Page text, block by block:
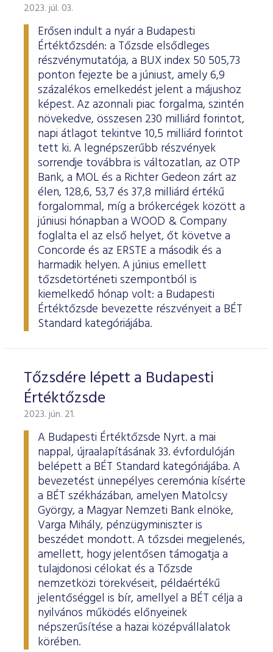
2023. júl. 03.
Erősen indult a nyár a Budapesti
Értéktőzsdén: a Tőzsde elsődleges
részvénymutatója, a BUX index 50 505,73
ponton fejezte be a júniust, amely 6,9
százalékos emelkedést jelent a májushoz
képest. Az azonnali piac forgalma, szintén
növekedve, összesen 230 milliárd forintot,
napi átlagot tekintve 10,5 milliárd forintot
tett ki. A legnépszerűbb részvények
sorrendje továbbra is változatlan, az OTP
Bank, a MOL és a Richter Gedeon zárt az
élen, 128,6, 53,7 és 37,8 milliárd értékű
forgalommal, míg a brókercégek között a
júniusi hónapban a WOOD & Company
foglalta el az első helyet, őt követve a
Concorde és az ERSTE a második és a
harmadik helyen. A június emellett
tőzsdetörténeti szempontból is
kiemelkedő hónap volt: a Budapesti
Értéktőzsde bevezette részvényeit a BÉT
Standard kategóriájába.
Tőzsdére lépett a Budapesti
Értéktőzsde
2023. jún. 21.
A Budapesti Értéktőzsde Nyrt. a mai
nappal, újraalapításának 33. évfordulóján
belépett a BÉT Standard kategóriájába. A
bevezetést ünnepélyes ceremónia kísérte
a BÉT székházában, amelyen Matolcsy
György, a Magyar Nemzeti Bank elnöke,
Varga Mihály, pénzügyminiszter is
beszédet mondott. A tőzsdei megjelenés,
amellett, hogy jelentősen támogatja a
tulajdonosi célokat és a Tőzsde
nemzetközi törekvéseit, példaértékű
jelentőséggel is bír, amellyel a BÉT célja a
nyilvános működés előnyeinek
népszerűsítése a hazai középvállalatok
körében.